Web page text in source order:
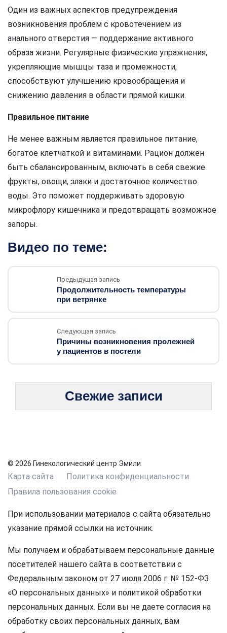
Один из важных аспектов предупреждения
возникновения проблем с кровотечением из
анального отверстия — поддержание активного
образа жизни. Регулярные физические упражнения,
укрепляющие мышцы таза и промежности,
способствуют улучшению кровообращения и
снижению давления в области прямой кишки.
Правильное питание
Не менее важным является правильное питание,
богатое клетчаткой и витаминами. Рацион должен
быть сбалансированным, включать в себя свежие
фрукты, овощи, злаки и достаточное количество
воды. Это поможет поддерживать здоровую
микрофлору кишечника и предотвращать возможное
запоры.
Видео по теме:
Предыдущая запись
Продолжительность температуры
при ветрянке
Следующая запись
Причины возникновения пролежней
у пациентов в постели
Свежие записи
© 2026 Гинекологический центр Эмили
Карта сайта
Политика конфиденциальности
Правила пользования cookie
При использовании материалов с сайта обязательно
указание прямой ссылки на источник.
Мы получаем и обрабатываем персональные данные
посетителей нашего сайта в соответствии с
Федеральным законом от 27 июля 2006 г. № 152-ФЗ
«О персональных данных» и политикой обработки
персональных данных. Если вы не даете согласия на
обработку своих персональных данных, вам